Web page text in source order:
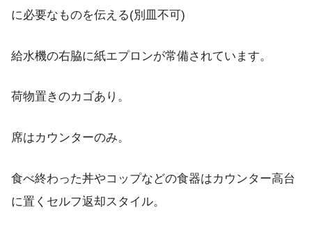
に必要なものを伝える(別皿不可)
給水機の右脇に紙エプロンが常備されています。
荷物置きのカゴあり。
席はカウンターのみ。
食べ終わった丼やコップなどの食器はカウンター高台
に置くセルフ返却スタイル。